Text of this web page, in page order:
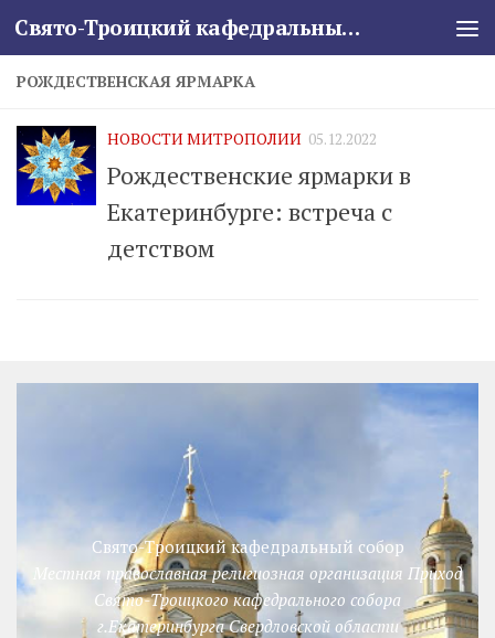
Skip to content Свято-Троицкий кафедральный собор
РОЖДЕСТВЕНСКАЯ ЯРМАРКА
НОВОСТИ МИТРОПОЛИИ 05.12.2022
Рождественские ярмарки в
Екатеринбурге: встреча с
детством
Свято-Троицкий кафедральный собор
Местная православная религиозная организация Приход
Свято-Троицкого кафедрального собора
г.Екатеринбурга Свердловской области